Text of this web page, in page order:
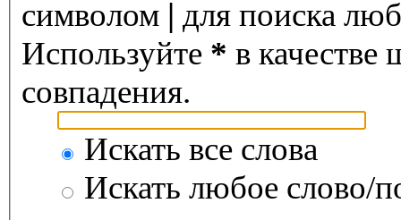
символом | для поиска
Используйте * в качестве
совпадения.
Искать все слова
Искать любое слово/